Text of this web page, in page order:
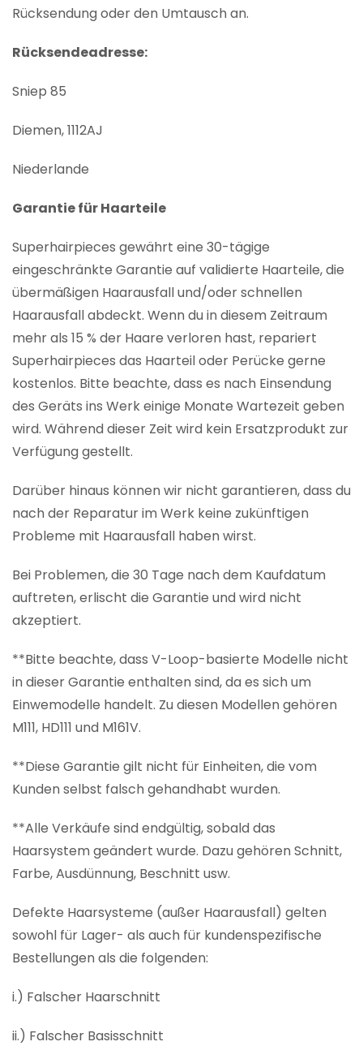
Rücksendung oder den Umtausch an.
Rücksendeadresse:
Sniep 85
Diemen, 1112AJ
Niederlande
Garantie für Haarteile
Superhairpieces gewährt eine 30-tägige
eingeschränkte Garantie auf validierte Haarteile, die
übermäßigen Haarausfall und/oder schnellen
Haarausfall abdeckt. Wenn du in diesem Zeitraum
mehr als 15 % der Haare verloren hast, repariert
Superhairpieces das Haarteil oder Perücke gerne
kostenlos. Bitte beachte, dass es nach Einsendung
des Geräts ins Werk einige Monate Wartezeit geben
wird. Während dieser Zeit wird kein Ersatzprodukt zur
Verfügung gestellt.
Darüber hinaus können wir nicht garantieren, dass du
nach der Reparatur im Werk keine zukünftigen
Probleme mit Haarausfall haben wirst.
Bei Problemen, die 30 Tage nach dem Kaufdatum
auftreten, erlischt die Garantie und wird nicht
akzeptiert.
**Bitte beachte, dass V-Loop-basierte Modelle nicht
in dieser Garantie enthalten sind, da es sich um
Einwemodelle handelt. Zu diesen Modellen gehören
M111, HD111 und M161V.
**Diese Garantie gilt nicht für Einheiten, die vom
Kunden selbst falsch gehandhabt wurden.
**Alle Verkäufe sind endgültig, sobald das
Haarsystem geändert wurde. Dazu gehören Schnitt,
Farbe, Ausdünnung, Beschnitt usw.
Defekte Haarsysteme (außer Haarausfall) gelten
sowohl für Lager- als auch für kundenspezifische
Bestellungen als die folgenden:
i.) Falscher Haarschnitt
ii.) Falscher Basisschnitt